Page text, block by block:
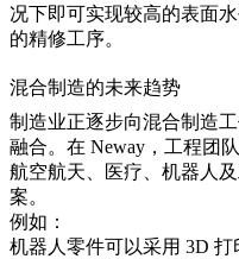
况下即可实现较高的表面
的精修工序。
混合制造的未来趋势
制造业正逐步向混合制造
融合。在 Neway，工程团
航空航天、医疗、机器人
案。
例如：
机器人零件可以采用 3D